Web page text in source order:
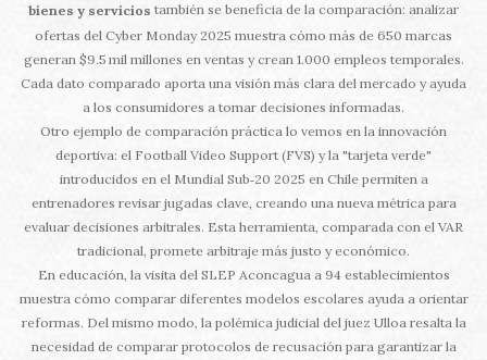
bienes y servicios también se beneficia de la comparación: analizar
ofertas del Cyber Monday 2025 muestra cómo más de 650 marcas
generan $9.5 mil millones en ventas y crean 1.000 empleos temporales.
Cada dato comparado aporta una visión más clara del mercado y ayuda
a los consumidores a tomar decisiones informadas.
Otro ejemplo de comparación práctica lo vemos en la innovación
deportiva: el Football Video Support (FVS) y la "tarjeta verde"
introducidos en el Mundial Sub‑20 2025 en Chile permiten a
entrenadores revisar jugadas clave, creando una nueva métrica para
evaluar decisiones arbitrales. Esta herramienta, comparada con el VAR
tradicional, promete arbitraje más justo y económico.
En educación, la visita del SLEP Aconcagua a 94 establecimientos
muestra cómo comparar diferentes modelos escolares ayuda a orientar
reformas. Del mismo modo, la polémica judicial del juez Ulloa resalta la
necesidad de comparar protocolos de recusación para garantizar la